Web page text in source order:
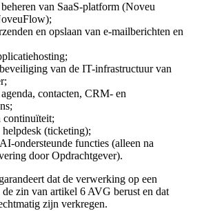
van SaaS-platform (Noveu
en opslaan van e-mailberichten en
van de IT-infrastructuur van
contacten, CRM- en
continuïteit;
helpdesk (ticketing);
ondersteunde functies (alleen na
door Opdrachtgever).
dat de verwerking op een
zin van artikel 6 AVG berust en dat
zijn verkregen.